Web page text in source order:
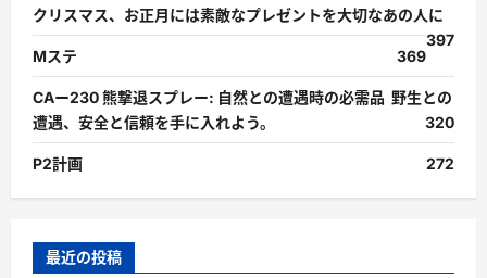
クリスマス、お正月には素敵なプレゼントを大切なあの人に
397
Mステ
369
CAー230 熊撃退スプレー: 自然との遭遇時の必需品 野生との
遭遇、安全と信頼を手に入れよう。
320
P2計画 272
最近の投稿